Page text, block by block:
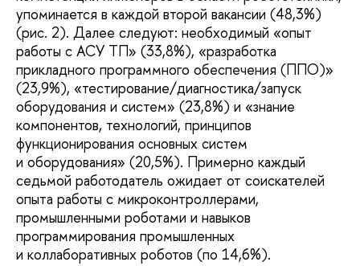
упоминается в каждой второй вакансии (48,3%)
(рис. 2). Далее следуют: необходимый «опыт
работы с АСУ ТП» (33,8%), «разработка
прикладного программного обеспечения (ППО)»
(23,9%), «тестирование/диагностика/запуск
оборудования и систем» (23,8%) и «знание
компонентов, технологий, принципов
функционирования основных систем
и оборудования» (20,5%). Примерно каждый
седьмой работодатель ожидает от соискателей
опыта работы с микроконтроллерами,
промышленными роботами и навыков
программирования промышленных
и коллаборативных роботов (по 14,6%).